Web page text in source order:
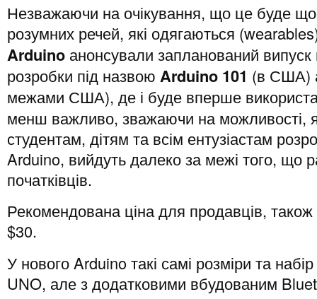
Незважаючи на очікування, що це буде
розумних речей, які одягаються
Arduino анонсували запланований
розробки під назвою Arduino 101 (в США)
межами США), де і буде вперше
менш важливо, зважаючи на можливості,
студентам, дітям та всім ентузіастам
Arduino, вийдуть далеко за межі того, що
початківців.
Рекомендована ціна для продавців,
$30.
У нового Arduino такі самі розміри та
UNO, але з додатковими вбудованим